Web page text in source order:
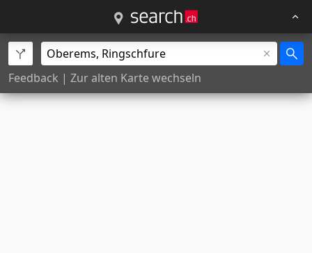
Feedback | Zur alten Karte wechseln